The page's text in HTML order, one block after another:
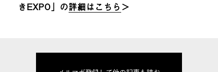
きEXPO」の詳細はこちら ＞